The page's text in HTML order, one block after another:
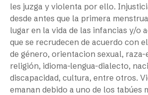
les juzga y violenta por ello.
desde antes que la primera
lugar en la vida de las infancias y/o
que se recrudecen de acuerdo con
de género, orientacion sexual, raza-
religión, idioma-lengua-dialecto,
discapacidad, cultura, entre otros.
emanan debido a uno de los tabúes